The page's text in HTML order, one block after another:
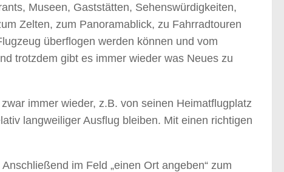
Museen, Gaststätten, Sehenswürdigkeiten,
Zelten, zum Panoramablick, zu Fahrradtouren
überflogen werden können und vom
trotzdem gibt es immer wieder was Neues zu
immer wieder, z.B. von seinen Heimatflugplatz
langweiliger Ausflug bleiben. Mit einen richtigen
im Feld „einen Ort angeben“ zum